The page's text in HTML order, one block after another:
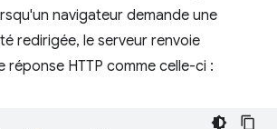
navigateur demande une
redirigée, le serveur renvoie
réponse HTTP comme celle-ci :